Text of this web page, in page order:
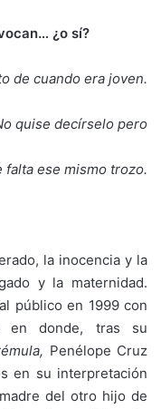
¿o sí?
de cuando era joven.
quise decírselo pero
falta ese mismo trozo.
la inocencia y la
y la maternidad.
público en 1999 con
en donde, tras su
Penélope Cruz
en su interpretación
del otro hijo de